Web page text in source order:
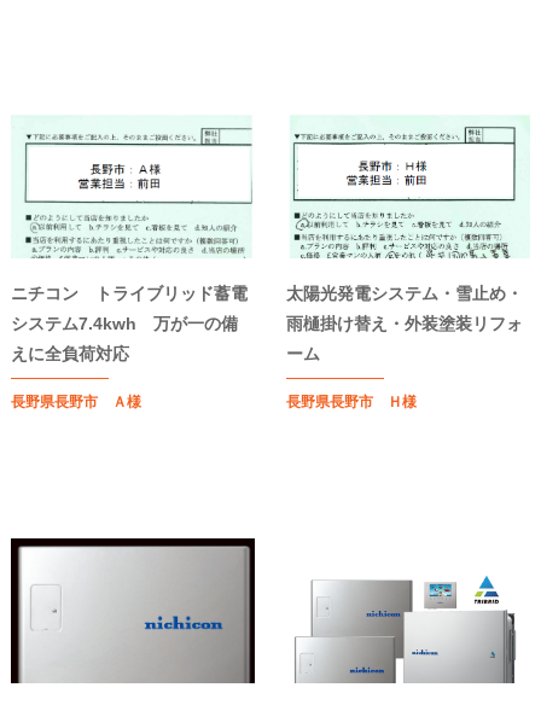
ニチコン トライブリッド蓄電
システム7.4kwh 万が一の備
えに全負荷対応
長野県長野市 Ａ様
太陽光発電システム・雪止め・
雨樋掛け替え・外装塗装リフォ
ーム
長野県長野市 Ｈ様